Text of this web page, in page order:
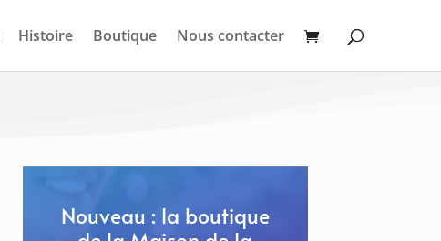
Histoire Boutique Nous contacter
Nouveau : la boutique